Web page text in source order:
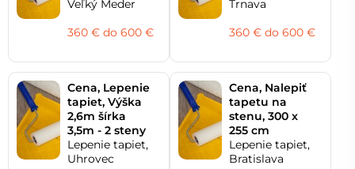
Veľký Meder
360 € do 600 €
Trnava
360 € do 600 €
Cena, Lepenie
tapiet, Výška
2,6m šírka
3,5m - 2 steny
Lepenie tapiet,
Uhrovec
Cena, Nalepiť
tapetu na
stenu, 300 x
255 cm
Lepenie tapiet,
Bratislava